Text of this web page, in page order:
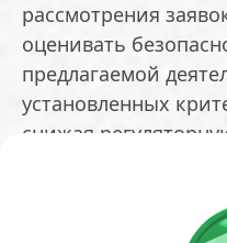
рассмотрения
оценивать
предлагаемой
установленных
снижая
Согласно проекту,